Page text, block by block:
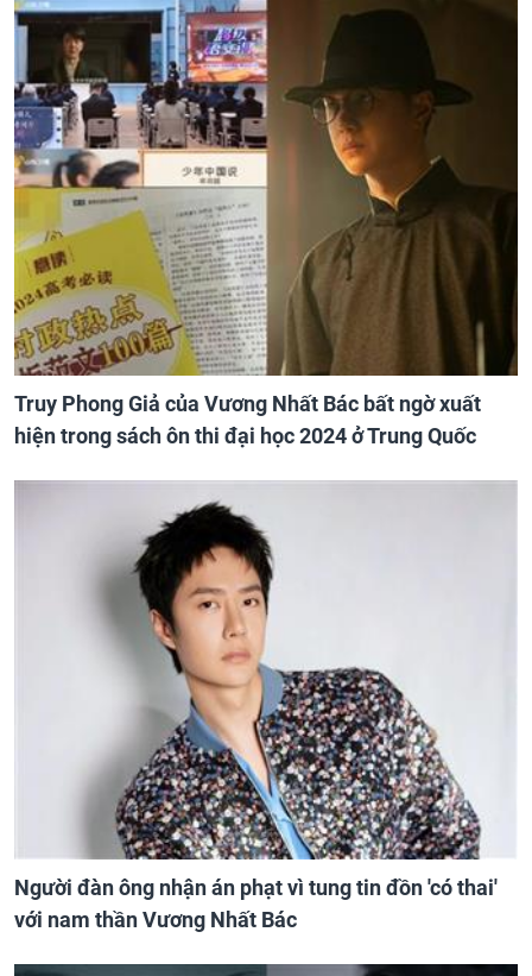
Truy Phong Giả của Vương Nhất Bác bất ngờ xuất
hiện trong sách ôn thi đại học 2024 ở Trung Quốc
Người đàn ông nhận án phạt vì tung tin đồn 'có thai'
với nam thần Vương Nhất Bác